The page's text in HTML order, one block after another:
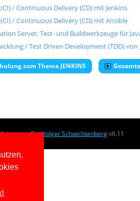
/ Continuous Delivery (CD) mit Jenkins
/ Continuous Delivery (CD) mit Ansible
Server, Test- und Buildwerkzeuge für
/ Test Driven Development (TDD)
zum Thema JENKINS
-Dr. Holger Schwichtenbergv6.11